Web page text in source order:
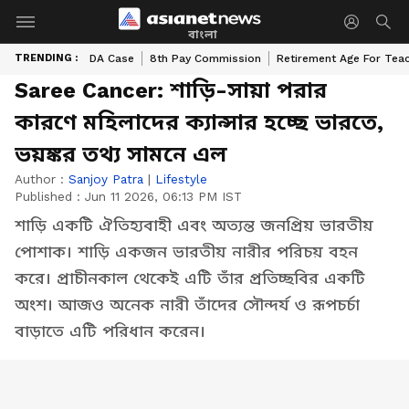
বাংলা
TRENDING : DA Case 8th Pay Commission Retirement Age For
Saree Cancer: শাড়ি-সায়া পরার
কারণে মহিলাদের ক্যান্সার হচ্ছে ভারতে,
ভয়ঙ্কর তথ্য সামনে এল
Author : Sanjoy Patra | Lifestyle
Published : Jun 11 2026, 06:13 PM IST
শাড়ি একটি ঐতিহ্যবাহী এবং অত্যন্ত জনপ্রিয় ভারতীয়
পোশাক। শাড়ি একজন ভারতীয় নারীর পরিচয় বহন
করে। প্রাচীনকাল থেকেই এটি তাঁর প্রতিচ্ছবির একটি
অংশ। আজও অনেক নারী তাঁদের সৌন্দর্য ও রূপচর্চা
বাড়াতে এটি পরিধান করেন।